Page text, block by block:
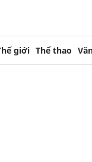
giới Thể thao